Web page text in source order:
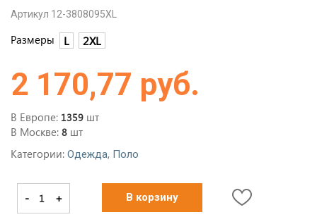
Артикул 12-3808095XL
Размеры L 2XL
2 170,77 руб.
В Европе: 1359 шт
В Москве: 8 шт
Категории: Одежда, Поло
- + В корзину